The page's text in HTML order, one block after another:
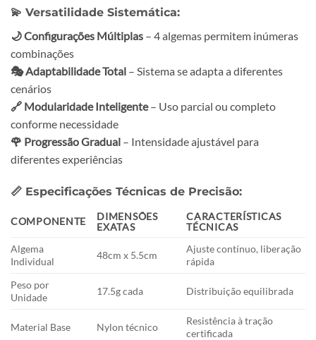
💫 Versatilidade Sistemática:
🌙 Configurações Múltiplas – 4 algemas permitem inúmeras
combinações
🎭 Adaptabilidade Total – Sistema se adapta a diferentes
cenários
🔗 Modularidade Inteligente– Uso parcial ou completo
conforme necessidade
🌹 Progressão Gradual – Intensidade ajustável para
diferentes experiências
📏 Especificações Técnicas de Precisão:
COMPONENTE
DIMENSÕES
EXATAS
CARACTERÍSTICAS
TÉCNICAS
Algema
Individual
48cm x 5.5cm
Ajuste contínuo, liberação
rápida
Peso por
Unidade
17.5g cada Distribuição equilibrada
Material Base Nylon técnico
Resistência à tração
certificada